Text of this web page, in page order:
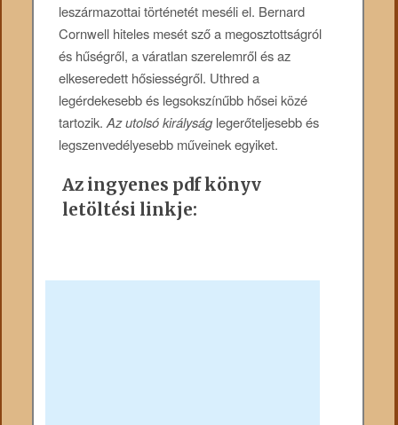
leszármazottai történetét meséli el. Bernard
Cornwell hiteles mesét sző a megosztottságról
és hűségről, a váratlan szerelemről és az
elkeseredett hősiességről. Uthred a
legérdekesebb és legsokszínűbb hősei közé
tartozik.Az utolsó királyság legerőteljesebb és
legszenvedélyesebb műveinek egyiket.
Az ingyenes pdf könyv
letöltési linkje: